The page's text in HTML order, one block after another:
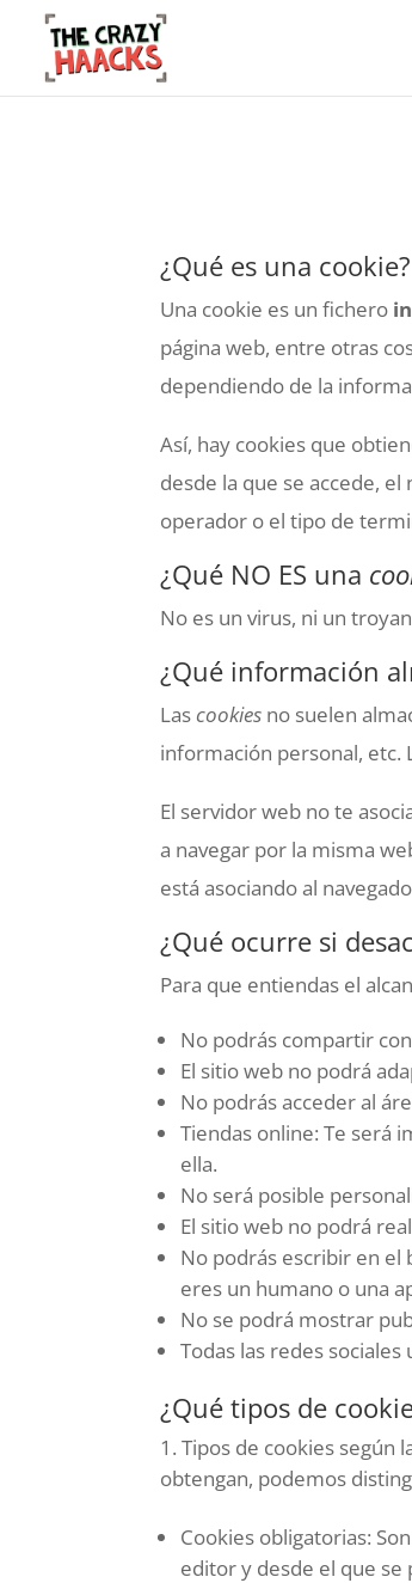
¿Qué es una cookie?
Una cookie es un fichero
página web, entre otras
dependiendo de la
Así, hay cookies que
desde la que se accede,
operador o el tipo de
¿Qué NO ES una
No es un virus, ni un
¿Qué información
Las cookies no suelen
información personal, etc.
El servidor web no te
a navegar por la misma
está asociando al
¿Qué ocurre si
Para que entiendas el
No podrás compartir
El sitio web no podrá
No podrás acceder al
Tiendas online: Te será
ella.
No será posible
El sitio web no podrá
No podrás escribir en el
eres un humano o una
No se podrá mostrar
Todas las redes sociales
¿Qué tipos de
Tipos de cookies según
obtengan, podemos
Cookies obligatorias:
editor y desde el que se